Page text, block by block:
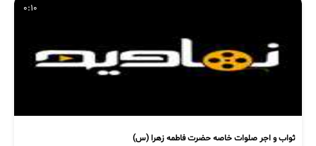
0:10
ثواب و اجر صلوات خاصه حضرت فاطمه زهرا (س)